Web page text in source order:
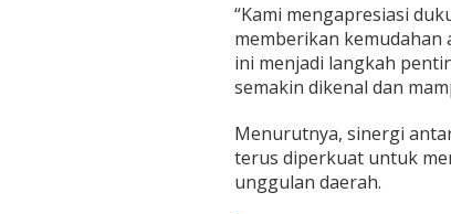
“Kami mengapresiasi
memberikan kemudahan
ini menjadi langkah
semakin dikenal dan
Menurutnya, sinergi
terus diperkuat untuk
unggulan daerah.